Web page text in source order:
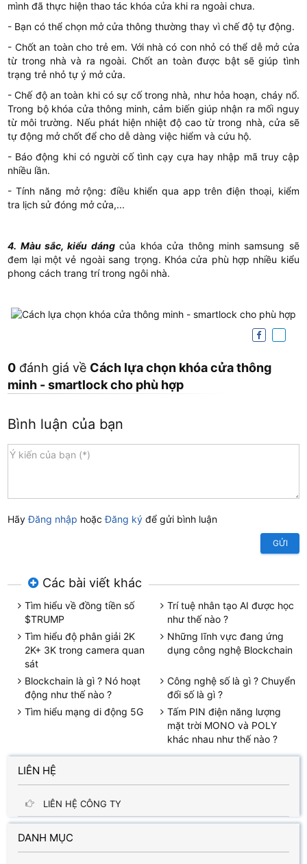
mình đã thực hiện thao tác khóa cửa khi ra ngoài chưa.
- Bạn có thể chọn mở cửa thông thường thay vì chế độ tự động.
- Chốt an toàn cho trẻ em. Với nhà có con nhỏ có thể dễ mở cửa
từ trong nhà và ra ngoài. Chốt an toàn được bật sẽ giúp tình
trạng trẻ nhỏ tự ý mở cửa.
- Chế độ an toàn khi có sự cố trong nhà, như hỏa hoạn, cháy nổ.
Trong bộ khóa cửa thông minh, cảm biến giúp nhận ra mối nguy
từ môi trường. Nếu phát hiện nhiệt độ cao từ trong nhà, cửa sẽ
tự động mở chốt để cho dễ dàng việc hiểm và cứu hộ.
- Báo động khi có người cố tình cạy cựa hay nhập mã truy cập
nhiều lần.
- Tính năng mở rộng: điều khiển qua app trên điện thoại, kiểm
tra lịch sử đóng mở cửa,...
4. Màu sắc, kiểu dángcủa khóa cửa thông minh samsung sẽ
đem lại một vẻ ngoài sang trọng. Khóa cửa phù hợp nhiều kiểu
phong cách trang trí trong ngôi nhà.
0 đánh giá về Cách lựa chọn khóa cửa thông
minh - smartlock cho phù hợp
Bình luận của bạn
HãyĐăng nhập hoặcĐăng ký để gửi bình luận
GỬI
Các bài viết khác
Tìm hiểu về đồng tiền số
$TRUMP
Trí tuệ nhân tạo AI được học
như thế nào ?
Tìm hiểu độ phân giải 2K
2K+ 3K trong camera quan
sát
Những lĩnh vực đang ứng
dụng công nghệ Blockchain
Blockchain là gì ? Nó hoạt
động như thế nào ?
Công nghệ số là gì ? Chuyển
đổi số là gì ?
Tìm hiểu mạng di động 5G
Tấm PIN điện năng lượng
mặt trời MONO và POLY
khác nhau như thế nào ?
LIÊN HỆ
LIÊN HỆ CÔNG TY
DANH MỤC